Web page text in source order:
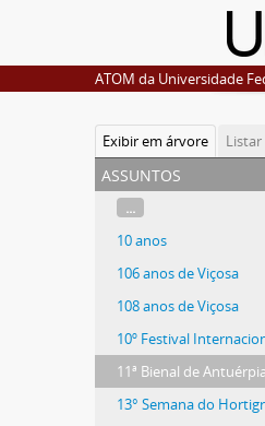
ATOM da Universidade
Exibir em árvore Listar
assuntos
...
10 anos
106 anos de Viçosa
108 anos de Viçosa
11ª Bienal de Antuérpia
13° Semana do